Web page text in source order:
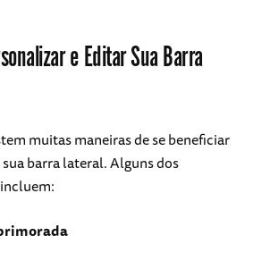
e Editar Sua Barra
muitas maneiras de se beneficiar
barra lateral. Alguns dos